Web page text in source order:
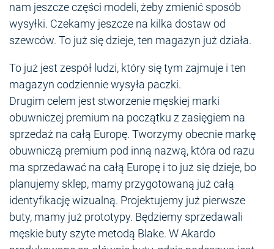
nam jeszcze części modeli, żeby zmienić sposób
wysyłki. Czekamy jeszcze na kilka dostaw od
szewców. To już się dzieje, ten magazyn już działa.
To już jest zespół ludzi, który się tym zajmuje i ten
magazyn codziennie wysyła paczki.
Drugim celem jest stworzenie męskiej marki
obuwniczej premium na początku z zasięgiem na
sprzedaż na całą Europę. Tworzymy obecnie markę
obuwniczą premium pod inną nazwą, która od razu
ma sprzedawać na całą Europę i to już się dzieje, bo
planujemy sklep, mamy przygotowaną już całą
identyfikację wizualną. Projektujemy już pierwsze
buty, mamy już prototypy. Będziemy sprzedawali
męskie buty szyte metodą Blake. W Akardo